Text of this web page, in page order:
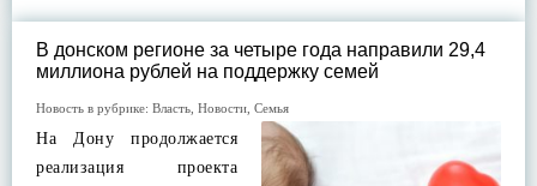
В донском регионе за четыре года направили 29,4
миллиона рублей на поддержку семей
Новость в рубрике: Власть Новости Семья
На Дону продолжается
реализация проекта